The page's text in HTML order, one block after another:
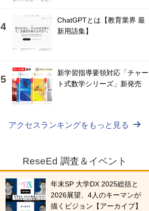
ChatGPTとは【教育業界 最
新用語集】
新学習指導要領対応「チャー
ト式数学シリーズ」新発売
アクセスランキングをもっと見る
ReseEd 調査＆イベント
年末SP 大学DX 2025総括と
2026展望、4人のキーマンが
描くビジョン【アーカイブ】